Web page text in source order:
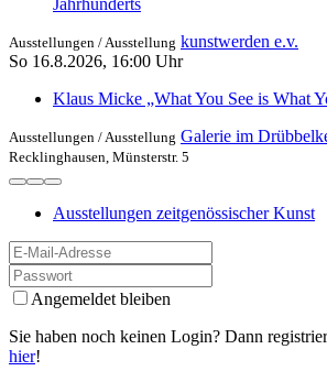
Ausstellungen / Ausstellung kunstwerden e.v.
So 16.8.2026, 16:00 Uhr
Klaus Micke „What You See is What
Ausstellungen / Ausstellung Galerie im
Recklinghausen, Münsterstr. 5
Ausstellungen zeitgenössischer Kunst
Angemeldet bleiben
Sie haben noch keinen Login? Dann
hier!